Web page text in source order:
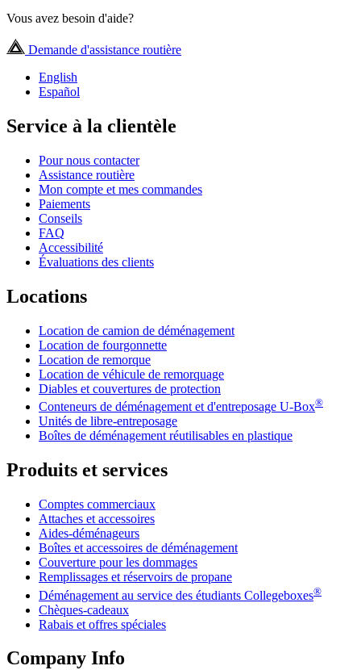
Vous avez besoin d'aide?
Demande d'assistance routière
English
Español
Service à la clientèle
Pour nous contacter
Assistance routière
Mon compte et mes commandes
Paiements
Conseils
FAQ
Accessibilité
Évaluations des clients
Locations
Location de camion de déménagement
Location de fourgonnette
Location de remorque
Location de véhicule de remorquage
Diables et couvertures de protection
Conteneurs de déménagement et d'entreposage U-Box®
Unités de libre-entreposage
Boîtes de déménagement réutilisables en plastique
Produits et services
Comptes commerciaux
Attaches et accessoires
Aides-déménageurs
Boîtes et accessoires de déménagement
Couverture pour les dommages
Remplissages et réservoirs de propane
Déménagement au service des étudiants Collegeboxes®
Chèques-cadeaux
Rabais et offres spéciales
Company Info